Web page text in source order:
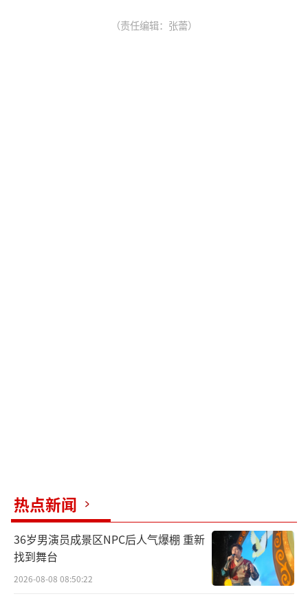
（责任编辑：张蕾）
热点新闻
36岁男演员成景区NPC后人气爆棚 重新
找到舞台
2026-08-08 08:50:22